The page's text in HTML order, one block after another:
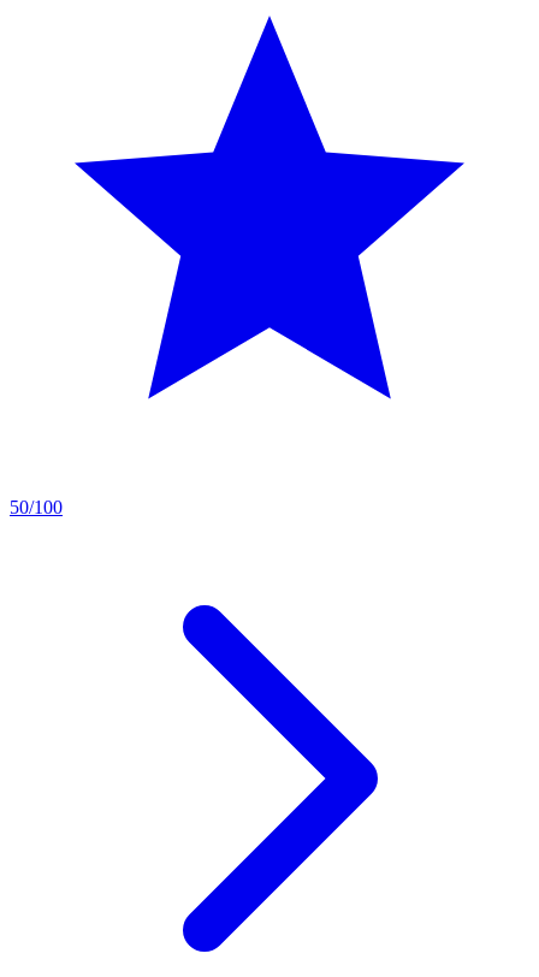
50/100